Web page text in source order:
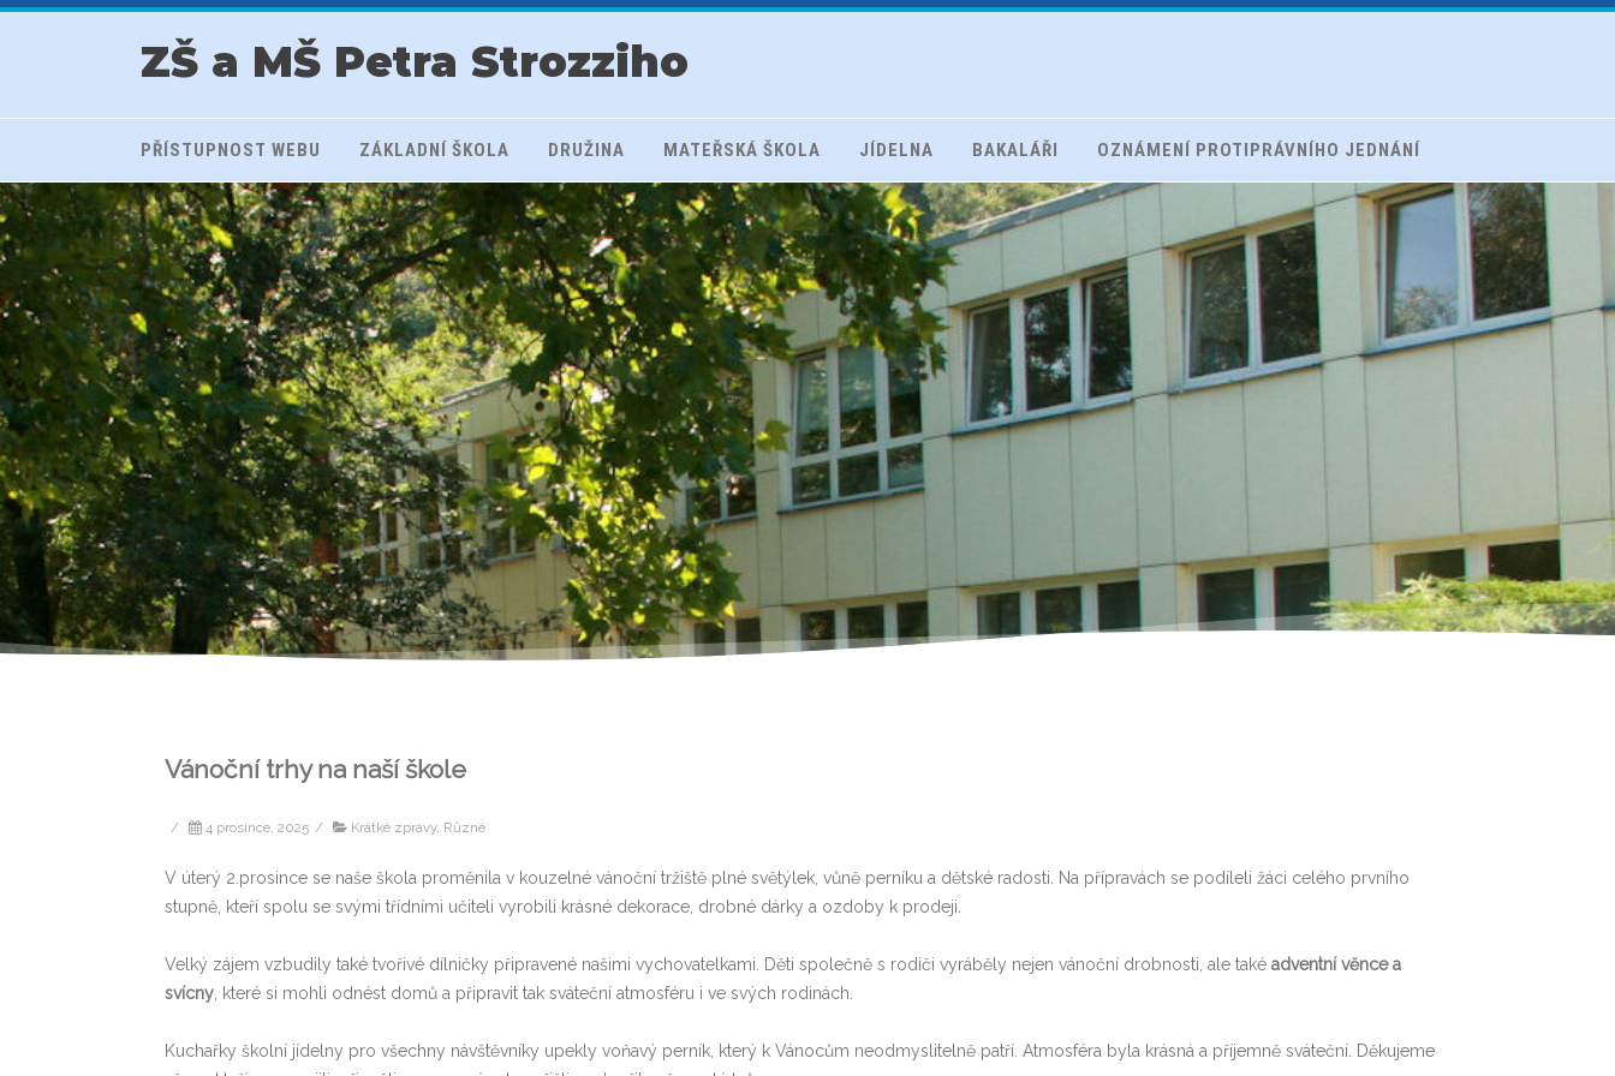
ZŠ a MŠ Petra Strozziho
PŘÍSTUPNOST WEBU ZÁKLADNÍ ŠKOLA DRUŽINA MATEŘSKÁ ŠKOLA JÍDELNA BAKALÁŘI OZNÁMENÍ PROTIPRÁVNÍHO JEDNÁNÍ
Vánoční trhy na naší škole
/ 4 prosince, 2025 / Krátké zprávy, Různé
V úterý 2.prosince se naše škola proměnila v kouzelné vánoční tržiště plné světýlek, vůně perníku a dětské radosti. Na přípravách se podíleli žáci celého prvního
stupně, kteří spolu se svými třídními učiteli vyrobili krásné dekorace, drobné dárky a ozdoby k prodeji.
Velký zájem vzbudily také tvořivé dílničky připravené našimi vychovatelkami. Děti společně s rodiči vyráběly nejen vánoční drobnosti, ale také adventní věnce a
svícny, které si mohli odnést domů a připravit tak sváteční atmosféru i ve svých rodinách.
Kuchařky školní jídelny pro všechny návštěvníky upekly voňavý perník, který k Vánocům neodmyslitelně patří. Atmosféra byla krásná a příjemně sváteční. Děkujeme